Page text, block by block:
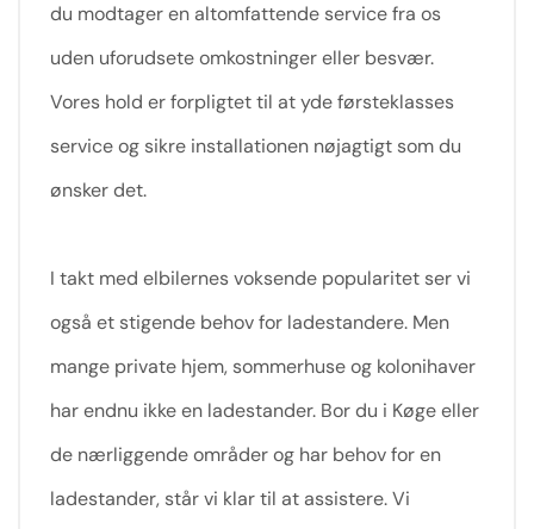
du modtager en altomfattende service fra os
uden uforudsete omkostninger eller besvær.
Vores hold er forpligtet til at yde førsteklasses
service og sikre installationen nøjagtigt som du
ønsker det.
I takt med elbilernes voksende popularitet ser vi
også et stigende behov for ladestandere. Men
mange private hjem, sommerhuse og kolonihaver
har endnu ikke en ladestander. Bor du i Køge eller
de nærliggende områder og har behov for en
ladestander, står vi klar til at assistere. Vi